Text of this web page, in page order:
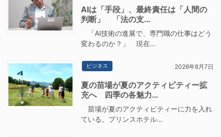
AIは「手段」、最終責任は「人間の
判断」 「法の支…
「AI技術の進展で、専門職の仕事はどう
変わるのか？」 現在…
ビジネス 2026年8月7日
夏の苗場が夏のアクティビティー拡
充へ 四季の各魅力…
苗場が夏のアクティビティーに力を入れ
ている。プリンスホテル…